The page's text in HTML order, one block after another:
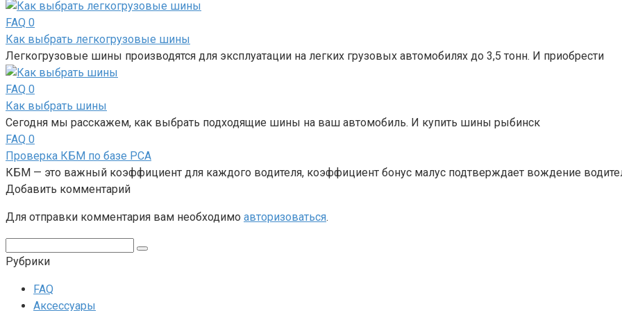
FAQ 0
Как выбрать легкогрузовые шины
Легкогрузовые шины производятся для эксплуатации на легких грузовых автомобилях до 3,5 тонн. И приобрести
FAQ 0
Как выбрать шины
Сегодня мы расскажем, как выбрать подходящие шины на ваш автомобиль. И купить шины рыбинск
FAQ 0
Проверка КБМ по базе РСА
КБМ — это важный коэффициент для каждого водителя, коэффициент бонус малус подтверждает вождение
Добавить комментарий
Для отправки комментария вам необходимо авторизоваться.
Рубрики
FAQ
Аксессуары